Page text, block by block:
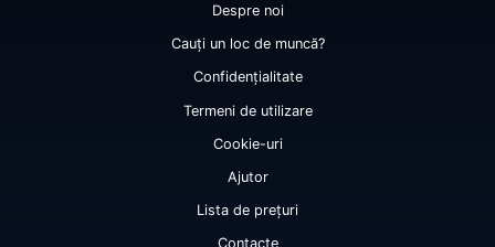
Despre noi
Cauți un loc de muncă?
Confidențialitate
Termeni de utilizare
Cookie-uri
Ajutor
Lista de prețuri
Contacte